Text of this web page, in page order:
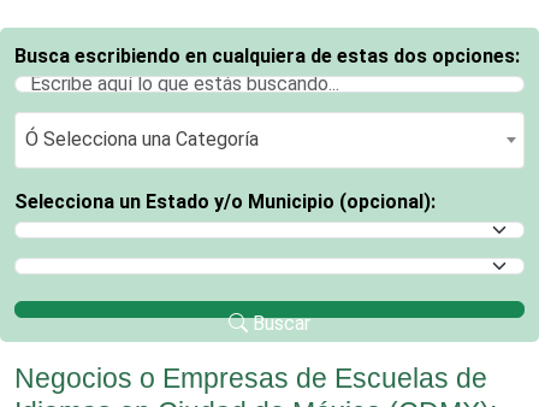
Busca escribiendo en cualquiera de estas dos opciones:
Ó Selecciona una Categoría
Ó Selecciona una Categoría
Selecciona un Estado y/o Municipio (opcional):
Selecciona un Estado
Selecciona un Municipio
Buscar
Negocios o Empresas de Escuelas de